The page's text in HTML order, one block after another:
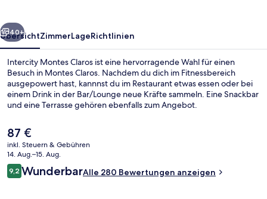
Weiter
40+
ÜbersichtZimmerLageRichtlinien
Intercity Montes Claros ist eine hervorragende Wahl für einen
Besuch in Montes Claros. Nachdem du dich im Fitnessbereich
ausgepowert hast, kannnst du im Restaurant etwas essen oder bei
einem Drink in der Bar/Lounge neue Kräfte sammeln. Eine Snackbar
und eine Terrasse gehören ebenfalls zum Angebot.
Der
aktuelle
Preis
beträgt
87 €.
87 €
inkl. Steuern & Gebühren
14. Aug.–15. Aug.
Bewertungen
9,29,2 von 10.
WunderbarAlle 280 Bewertungen anzeigen